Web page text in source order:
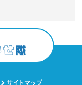
サイトマップ